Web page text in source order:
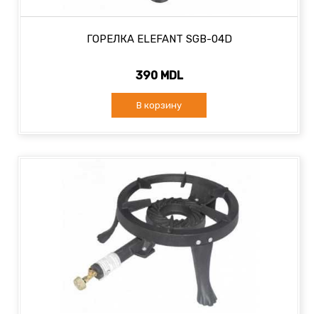
ГОРЕЛКА ELEFANT SGB-04D
390 MDL
В корзину